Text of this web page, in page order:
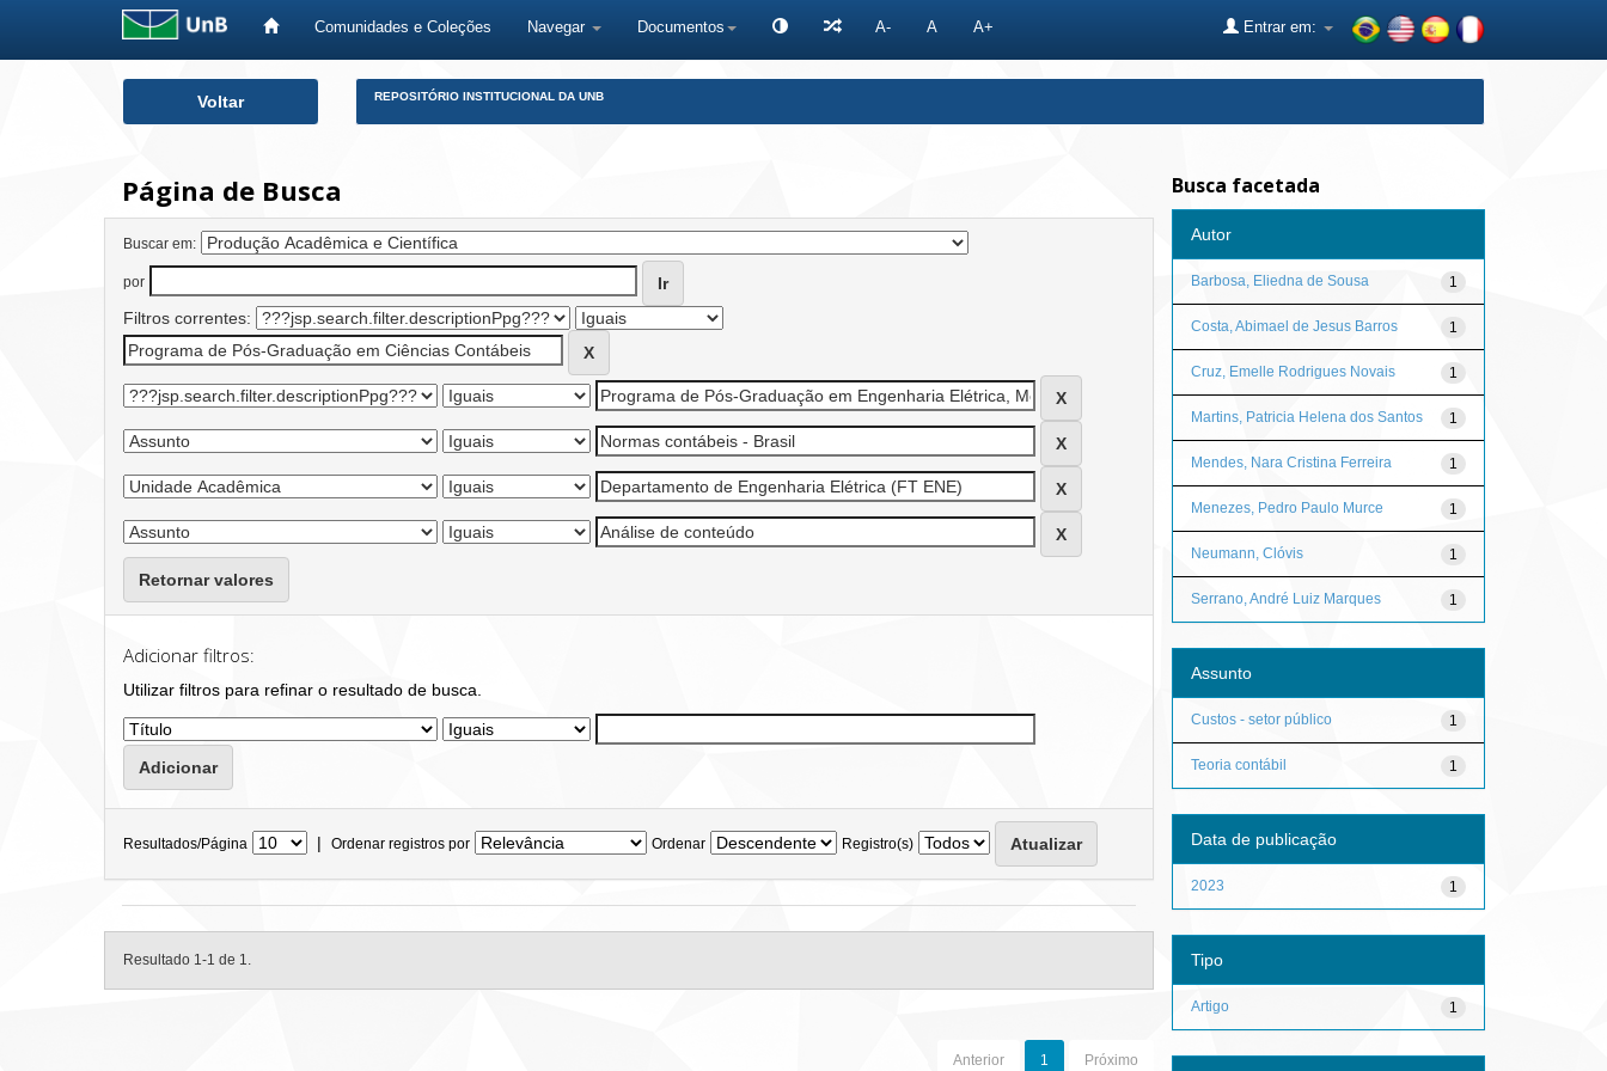
Comunidades e Coleções Navegar Documentos A- A A+ Entrar em:
Voltar REPOSITÓRIO INSTITUCIONAL DA UNB
Página de Busca
Buscar em:
por
Filtros correntes:
Retornar valores
Adicionar filtros:
Utilizar filtros para refinar o resultado de busca.
Resultados/Página | Ordenar registros por Ordenar Registro(s)
Resultado 1-1 de 1.
Anterior 1 Próximo
Busca facetada
Autor
1
Barbosa, Eliedna de Sousa
1
Costa, Abimael de Jesus Barros
1
Cruz, Emelle Rodrigues Novais
1
Martins, Patricia Helena dos Santos
1
Mendes, Nara Cristina Ferreira
1
Menezes, Pedro Paulo Murce
1
Neumann, Clóvis
1
Serrano, André Luiz Marques
Assunto
1
Custos - setor público
1
Teoria contábil
Data de publicação
1
2023
Tipo
1
Artigo